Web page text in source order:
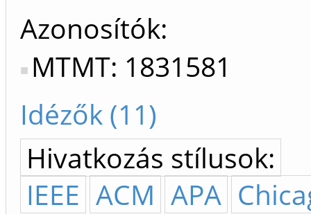
Azonosítók
MTMT: 1831581
Idézők (11)
Hivatkozás stílusok:
IEEE ACM APA